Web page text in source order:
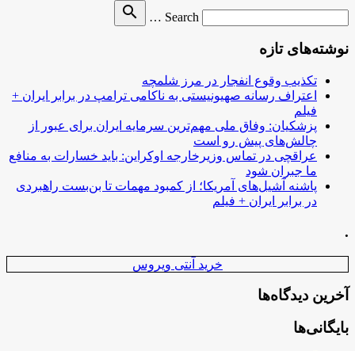
Search …
search
نوشته‌های تازه
تکذیب وقوع انفجار در مرز شلمچه
اعتراف رسانه صهیونیستی به ناکامی ترامپ در برابر ایران +
فیلم
پزشکیان: وفاق ملی مهم‌ترین سرمایه ایران برای عبور از
چالش‌های پیش رو است
عراقچی در تماس وزیرخارجه اوکراین: باید خسارات به منافع
ما جبران شود
پاشنه آشیل‌های آمریکا؛ از کمبود مهمات تا بن‌بست راهبردی
در برابر ایران + فیلم
.
خرید آنتی ویروس
آخرین دیدگاه‌ها
بایگانی‌ها